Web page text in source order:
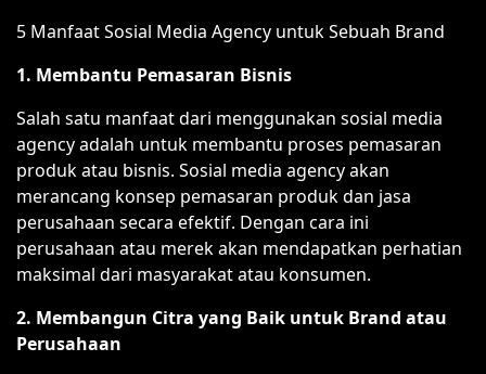
5 Manfaat Sosial Media Agency untuk Sebuah Brand
1. Membantu Pemasaran Bisnis
Salah satu manfaat dari menggunakan sosial media
agency adalah untuk membantu proses pemasaran
produk atau bisnis. Sosial media agency akan
merancang konsep pemasaran produk dan jasa
perusahaan secara efektif. Dengan cara ini
perusahaan atau merek akan mendapatkan perhatian
maksimal dari masyarakat atau konsumen.
2. Membangun Citra yang Baik untuk Brand atau
Perusahaan